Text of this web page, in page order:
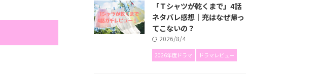
「Ｔシャツが乾くまで」4話
ネタバレ感想｜充はなぜ帰っ
てこないの？
2026/8/4
2026年度ドラマ ドラマレビュー